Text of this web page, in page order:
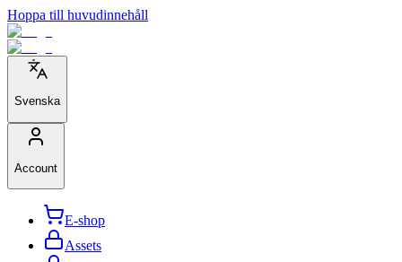
Hoppa till huvudinnehåll
Svenska
Account
E-shop
Assets